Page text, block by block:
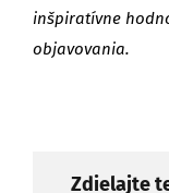
inšpiratívne
objavovania.
Zdielajte